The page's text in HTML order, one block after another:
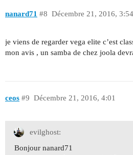
nanard71 Décembre 21, 2016, 3:54
#8
je viens de regarder vega elite c’est
mon avis , un samba de chez joola
ceos Décembre 21, 2016, 4:01
#9
evilghost:
Bonjour nanard71